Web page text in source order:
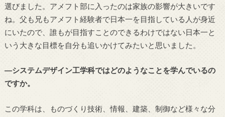
選びました。アメフト部に入ったのは家族の影響が大きいです
ね。父も兄もアメフト経験者で日本一を目指している人が身近
にいたので、誰もが目指すことのできるわけではない日本一と
いう大きな目標を自分も追いかけてみたいと思いました。
―システムデザイン工学科ではどのようなことを学んでいるの
ですか。
この学科は、ものづくり技術、情報、建築、制御など様々な分